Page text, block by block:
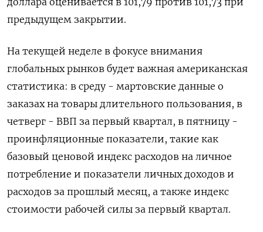
предыдущем закрытии.
На текущей неделе в фокусе внимания
глобальных рынков будет важная американская
статистика: в среду - мартовские данные о
заказах на товары длительного пользования, в
четверг - ВВП за первый квартал, в пятницу -
проинфляционные показатели, такие как
базовый ценовой индекс расходов на личное
потребление и показатели личных доходов и
расходов за прошлый месяц, а также индекс
стоимости рабочей силы за первый квартал.